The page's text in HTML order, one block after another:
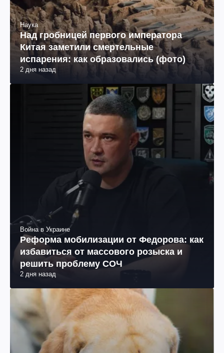
Наука
Над гробницей первого императора
Китая заметили смертельные
испарения: как образовались (фото)
2 дня назад
Война в Украине
Реформа мобилизации от Федорова: как
избавиться от массового розыска и
решить проблему СОЧ
2 дня назад